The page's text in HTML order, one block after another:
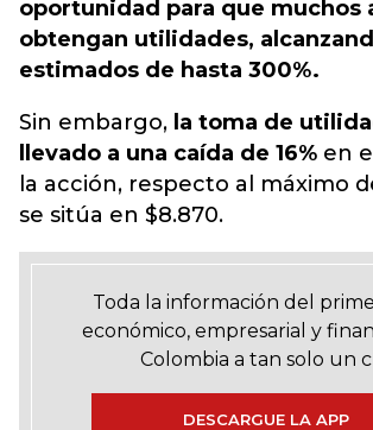
oportunidad para que muchos
obtengan utilidades,
estimados de hasta 300%.
Sin embargo, la toma de
llevado a una caída de 16% en
la acción, respecto al máximo
se sitúa en $8.870.
Toda la información del
económico, empresarial y
Colombia a tan solo un
DESCARGUE LA APP